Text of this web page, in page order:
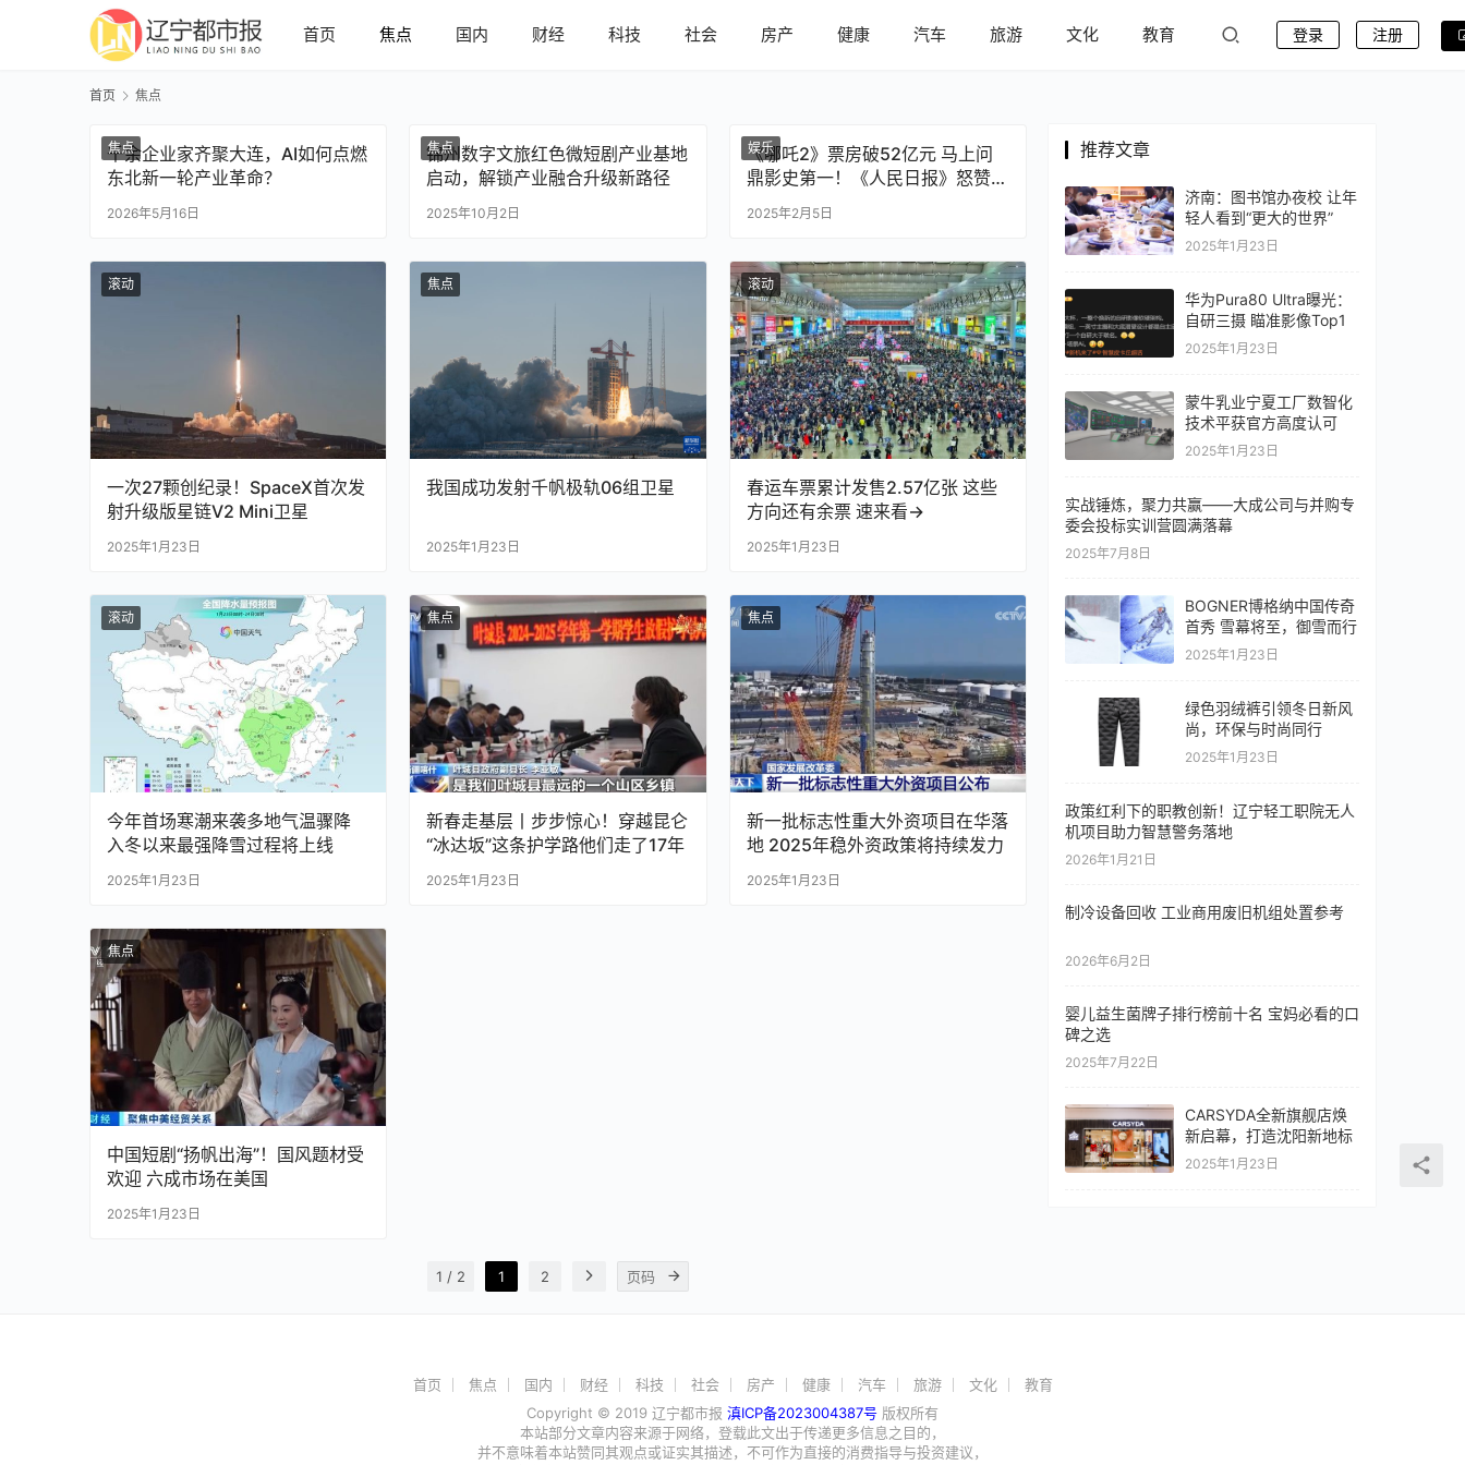
首页 焦点 国内 财经 科技 社会 房产 健康 汽车 旅游 文化 教育 登录 注册
首页 焦点
焦点
千余企业家齐聚大连，AI如何点燃
东北新一轮产业革命？
2026年5月16日
焦点
锦州数字文旅红色微短剧产业基地
启动，解锁产业融合升级新路径
2025年10月2日
娱乐
《哪吒2》票房破52亿元 马上问
鼎影史第一！《人民日报》怒赞
“高开疯走”
2025年2月5日
滚动
一次27颗创纪录！SpaceX首次发
射升级版星链V2 Mini卫星
2025年1月23日
焦点
我国成功发射千帆极轨06组卫星
2025年1月23日
滚动
春运车票累计发售2.57亿张 这些
方向还有余票 速来看→
2025年1月23日
滚动
今年首场寒潮来袭多地气温骤降
入冬以来最强降雪过程将上线
2025年1月23日
焦点
新春走基层丨步步惊心！穿越昆仑
“冰达坂”这条护学路他们走了17年
2025年1月23日
焦点
新一批标志性重大外资项目在华落
地 2025年稳外资政策将持续发力
2025年1月23日
焦点
中国短剧“扬帆出海”！国风题材受
欢迎 六成市场在美国
2025年1月23日
1 / 2 1 2
推荐文章
济南：图书馆办夜校 让年
轻人看到“更大的世界”
2025年1月23日
华为Pura80 Ultra曝光：
自研三摄 瞄准影像Top1
2025年1月23日
蒙牛乳业宁夏工厂数智化
技术平获官方高度认可
2025年1月23日
实战锤炼，聚力共赢——大成公司与并购专
委会投标实训营圆满落幕
2025年7月8日
BOGNER博格纳中国传奇
首秀 雪幕将至，御雪而行
2025年1月23日
绿色羽绒裤引领冬日新风
尚，环保与时尚同行
2025年1月23日
政策红利下的职教创新！辽宁轻工职院无人
机项目助力智慧警务落地
2026年1月21日
制冷设备回收 工业商用废旧机组处置参考
2026年6月2日
婴儿益生菌牌子排行榜前十名 宝妈必看的口
碑之选
2025年7月22日
CARSYDA全新旗舰店焕
新启幕，打造沈阳新地标
2025年1月23日
首页 焦点 国内 财经 科技 社会 房产 健康 汽车 旅游 文化
教育
Copyright © 2019 辽宁都市报 滇ICP备2023004387号 版权所有
本站部分文章内容来源于网络，登载此文出于传递更多信息之目的，
并不意味着本站赞同其观点或证实其描述，不可作为直接的消费指导与投资建议，